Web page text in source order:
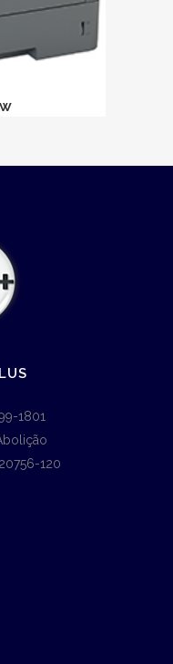
1801
120